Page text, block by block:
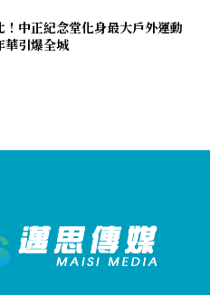
中正紀念堂化身最大戶外運動
引爆全城